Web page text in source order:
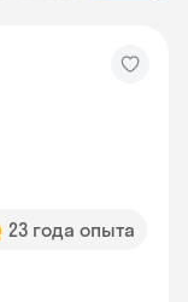
23 года опыта